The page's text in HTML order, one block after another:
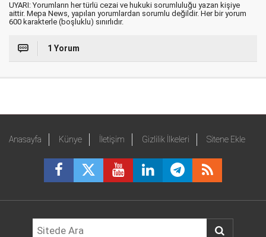
UYARI: Yorumların her türlü cezai ve hukuki sorumluluğu yazan kişiye
aittir. Mepa News, yapılan yorumlardan sorumlu değildir. Her bir yorum
600 karakterle (boşluklu) sınırlıdır.
1 Yorum
Anasayfa Künye İletişim Gizlilik İlkeleri Sitene Ekle